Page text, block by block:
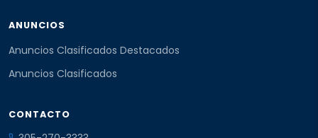
ANUNCIOS
Anuncios Clasificados Destacados
Anuncios Clasificados
CONTACTO